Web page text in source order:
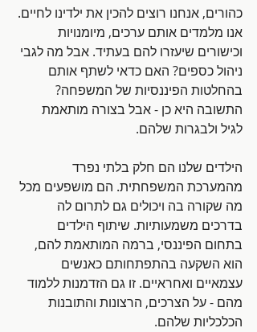
כהורים, אנחנו רוצים להכין את ילדינו לחיים.
אנו מלמדים אותם ערכים, מיומנויות
וכישורים שיעזרו להם בעתיד. אבל מה לגבי
ניהול כספים? האם כדאי לשתף אותם
בהחלטות הפיננסיות של המשפחה?
התשובה היא כן - אבל בצורה מותאמת
לגיל ולבגרות שלהם.
הילדים שלנו הם חלק בלתי נפרד
מהמערכת המשפחתית. הם מושפעים מכל
מה שקורה בה ויכולים גם לתרום לה
בדרכים משמעותיות. שיתוף הילדים
בתחום הפיננסי, ברמה המותאמת להם,
הוא השקעה בהתפתחותם כאנשים
עצמאיים ואחראיים. זו גם הזדמנות ללמוד
מהם - על הצרכים, הרצונות והתובנות
הכלכליות שלהם.